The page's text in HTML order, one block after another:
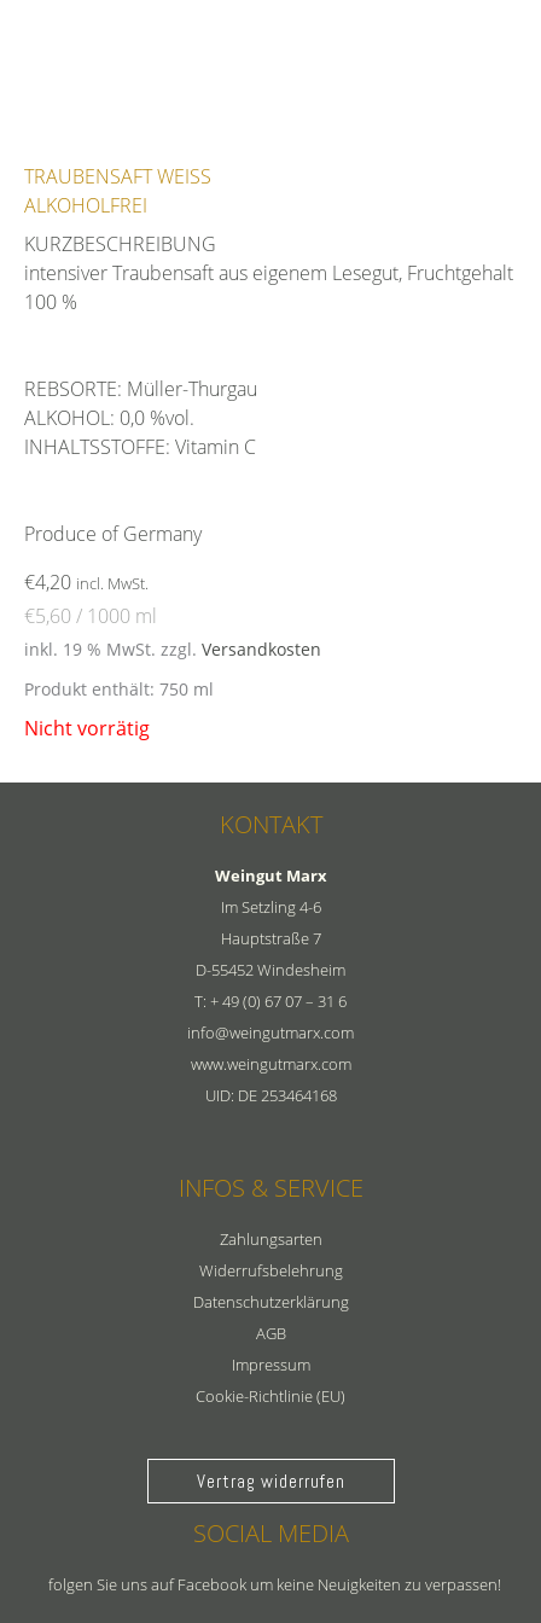
TRAUBENSAFT WEISS
ALKOHOLFREI
KURZBESCHREIBUNG
intensiver Traubensaft aus eigenem Lesegut, Fruchtgehalt
100 %
REBSORTE: Müller-Thurgau
ALKOHOL: 0,0 %vol.
INHALTSSTOFFE: Vitamin C
Produce of Germany
€4,20 incl. MwSt.
€5,60 / 1000 ml
inkl. 19 % MwSt. zzgl. Versandkosten
Produkt enthält: 750 ml
Nicht vorrätig
KONTAKT
Weingut Marx
Im Setzling 4-6
Hauptstraße 7
D-55452 Windesheim
T: + 49 (0) 67 07 – 31 6
info@weingutmarx.com
www.weingutmarx.com
UID: DE 253464168
INFOS & SERVICE
Zahlungsarten
Widerrufsbelehrung
Datenschutzerklärung
AGB
Impressum
Cookie-Richtlinie (EU)
Vertrag widerrufen
SOCIAL MEDIA
folgen Sie uns auf Facebook um keine Neuigkeiten zu verpassen!